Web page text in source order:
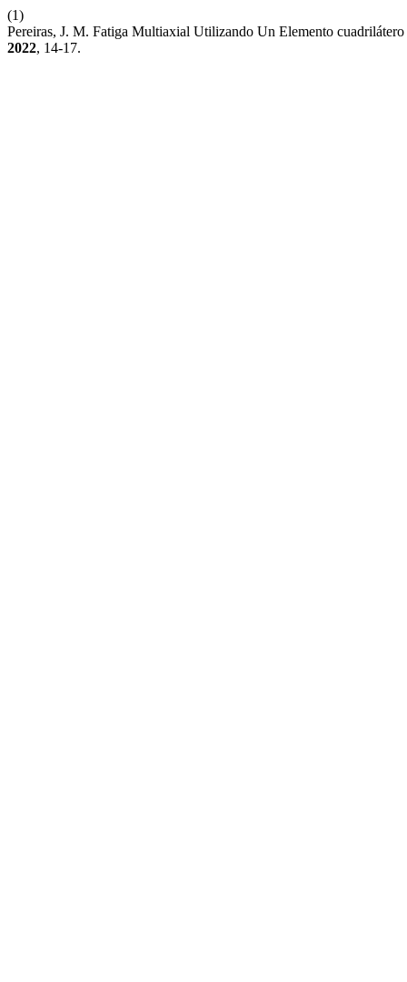
(1)
Pereiras, J. M. Fatiga Multiaxial Utilizando Un Elemento
2022, 14-17.